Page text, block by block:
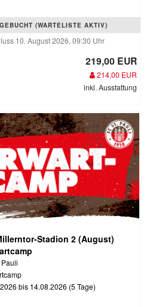
(WARTELISTE AKTIV)
10. August 2026, 09:30 Uhr
219,00 EUR
214,00 EUR
inkl. Ausstattung
Stadion 2 (August)
Pauli
bis 14.08.2026 (5 Tage)